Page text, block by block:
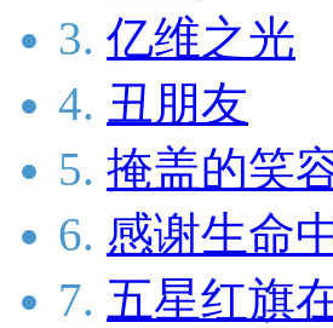
3. 亿维之光
4. 丑朋友
5. 掩盖的笑
6. 感谢生命
7. 五星红旗